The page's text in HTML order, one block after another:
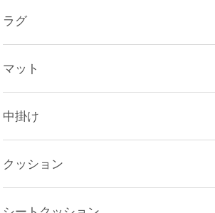
ラグ
マット
中掛け
クッション